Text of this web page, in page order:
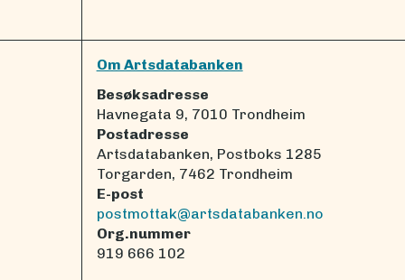
Om Artsdatabanken
Besøksadresse
Havnegata 9, 7010 Trondheim
Postadresse
Artsdatabanken, Postboks 1285
Torgarden, 7462 Trondheim
E-post
postmottak@artsdatabanken.no
Org.nummer
919 666 102